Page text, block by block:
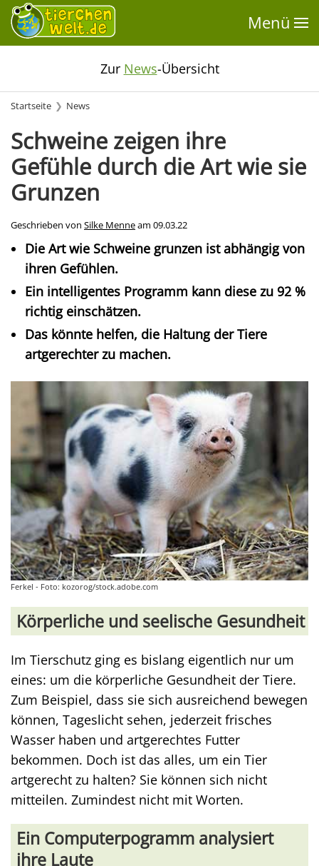
Menü
Zur News-Übersicht
Startseite News
Schweine zeigen ihre
Gefühle durch die Art wie sie
Grunzen
Geschrieben von Silke Menneam 09.03.22
Die Art wie Schweine grunzen ist abhängig von
ihren Gefühlen.
Ein intelligentes Programm kann diese zu 92 %
richtig einschätzen.
Das könnte helfen, die Haltung der Tiere
artgerechter zu machen.
Ferkel - Foto: kozorog/stock.adobe.com
Körperliche und seelische Gesundheit
Im Tierschutz ging es bislang eigentlich nur um
eines: um die körperliche Gesundheit der Tiere.
Zum Beispiel, dass sie sich ausreichend bewegen
können, Tageslicht sehen, jederzeit frisches
Wasser haben und artgerechtes Futter
bekommen. Doch ist das alles, um ein Tier
artgerecht zu halten? Sie können sich nicht
mitteilen. Zumindest nicht mit Worten.
Ein Computerpogramm analysiert
ihre Laute